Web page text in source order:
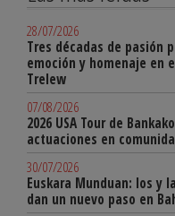
28/07/2026
Tres décadas de pasión
emoción y homenaje en
Trelew
07/08/2026
2026 USA Tour de
actuaciones en
30/07/2026
Euskara Munduan: los y
dan un nuevo paso en